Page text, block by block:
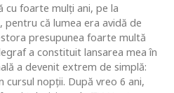
cu foarte mulţi ani, pe la
pentru că lumea era avidă de
presupunea foarte multă
a constituit lansarea mea în
a devenit extrem de simplă:
cursul nopţii. După vreo 6 ani,